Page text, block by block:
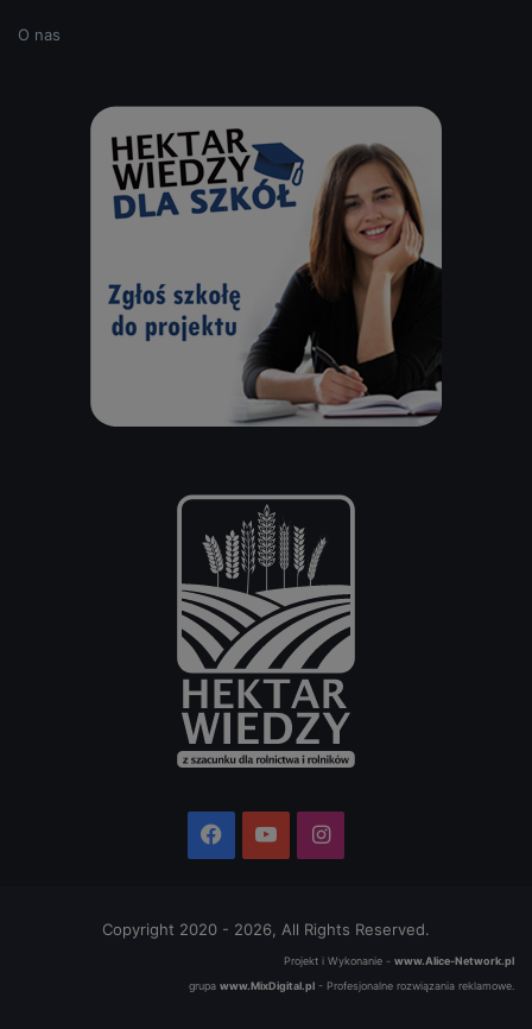
O nas
Facebook
YouTubeInstagram
Copyright 2020 - 2026, All Rights Reserved.
Projekt i Wykonanie - www.Alice-Network.pl
grupa www.MixDigital.pl - Profesjonalne rozwiązania reklamowe.